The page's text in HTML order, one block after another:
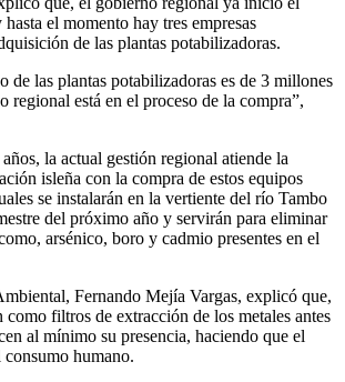
el momento hay tres empresas
de las plantas potabilizadoras.
de las plantas potabilizadoras es de 3 millones
regional está en el proceso de la compra”,
la actual gestión regional atiende la
isleña con la compra de estos equipos
se instalarán en la vertiente del río Tambo
del próximo año y servirán para eliminar
arsénico, boro y cadmio presentes en el
Fernando Mejía Vargas, explicó que,
como filtros de extracción de los metales antes
al mínimo su presencia, haciendo que el
consumo humano.